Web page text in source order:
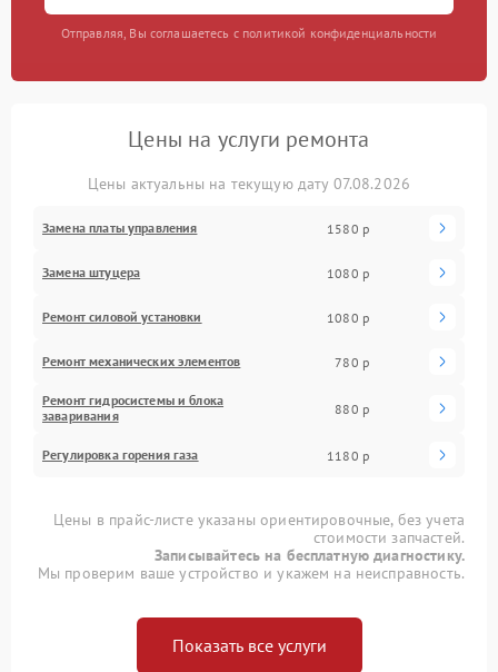
Отправляя, Вы соглашаетесь с политикой конфиденциальности
Цены на услуги ремонта
Цены актуальны на текущую дату 07.08.2026
Замена платы управления 1580 р
Замена штуцера 1080 р
Ремонт силовой установки 1080 р
Ремонт механических элементов 780 р
Ремонт гидросистемы и блока
заваривания
880 р
Регулировка горения газа 1180 р
Цены в прайс-листе указаны ориентировочные, без учета
стоимости запчастей.
Записывайтесь на бесплатную диагностику.
Мы проверим ваше устройство и укажем на неисправность.
Показать все услуги